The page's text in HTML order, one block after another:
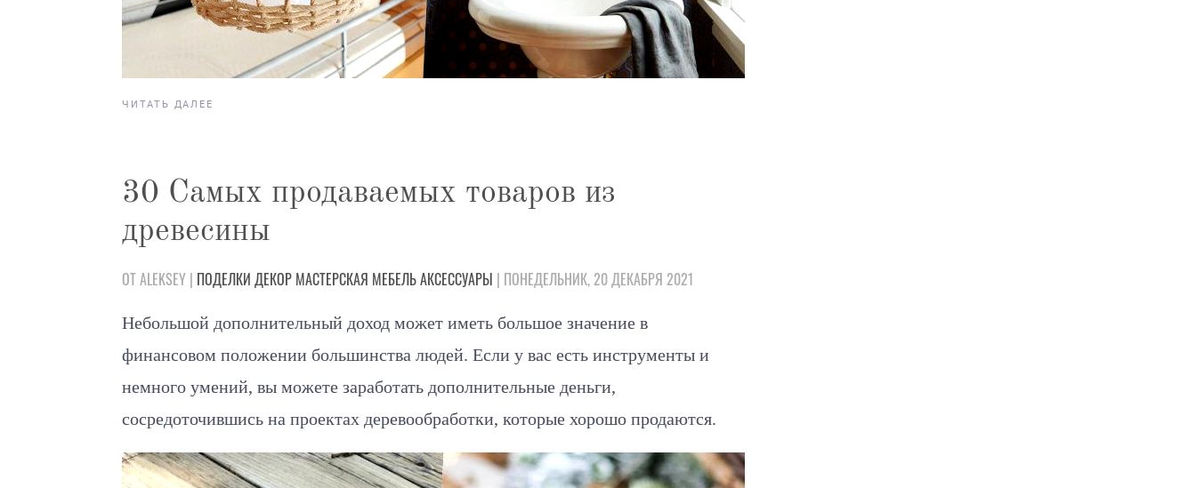
ЧИТАТЬ ДАЛЕЕ
30 Самых продаваемых товаров из
древесины
ОТ ALEKSEY | ПОДЕЛКИ ДЕКОР МАСТЕРСКАЯ МЕБЕЛЬАКСЕССУАРЫ | ПОНЕДЕЛЬНИК, 20 ДЕКАБРЯ 2021
Небольшой дополнительный доход может иметь большое значение в
финансовом положении большинства людей. Если у вас есть инструменты и
немного умений, вы можете заработать дополнительные деньги,
сосредоточившись на проектах деревообработки, которые хорошо продаются.